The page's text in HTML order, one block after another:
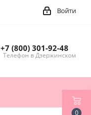
Войти
+7 (800) 301-92-48
Телефон в Дзержинском
0